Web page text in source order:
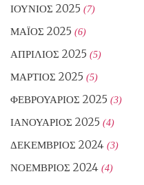
ΙΟΎΝΙΟΣ 2025 (7)
ΜΆΙΟΣ 2025 (6)
ΑΠΡΊΛΙΟΣ 2025 (5)
ΜΆΡΤΙΟΣ 2025 (5)
ΦΕΒΡΟΥΆΡΙΟΣ 2025 (3)
ΙΑΝΟΥΆΡΙΟΣ 2025 (4)
ΔΕΚΈΜΒΡΙΟΣ 2024 (3)
ΝΟΈΜΒΡΙΟΣ 2024 (4)